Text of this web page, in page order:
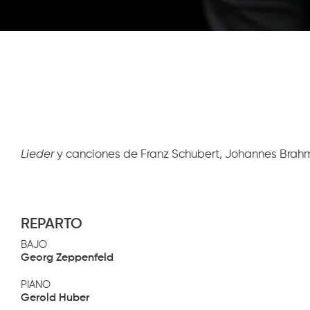
Liedery canciones de Franz Schubert, Johannes
REPARTO
BAJO
Georg Zeppenfeld
PIANO
Gerold Huber